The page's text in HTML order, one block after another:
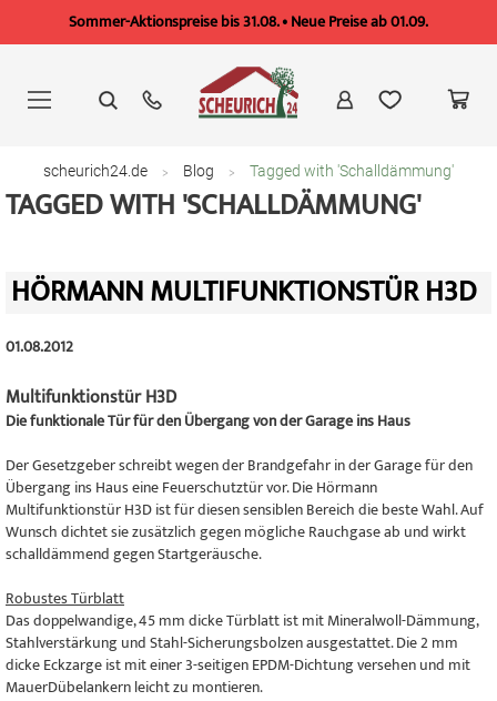
Sommer-Aktionspreise bis 31.08. • Neue Preise ab 01.09.
springen
scheurich24.de Blog Tagged with 'Schalldämmung'
TAGGED WITH 'SCHALLDÄMMUNG'
HÖRMANN MULTIFUNKTIONSTÜR H3D
01.08.2012
Multifunktionstür H3D
Die funktionale Tür für den Übergang von der Garage ins Haus
Der Gesetzgeber schreibt wegen der Brandgefahr in der Garage für den
Übergang ins Haus eine Feuerschutztür vor. Die Hörmann
Multifunktionstür H3D ist für diesen sensiblen Bereich die beste Wahl. Auf
Wunsch dichtet sie zusätzlich gegen mögliche Rauchgase ab und wirkt
schalldämmend gegen Startgeräusche.
Robustes Türblatt
Das doppelwandige, 45 mm dicke Türblatt ist mit Mineralwoll-Dämmung,
Stahlverstärkung und Stahl-Sicherungsbolzen ausgestattet. Die 2 mm
dicke Eckzarge ist mit einer 3-seitigen EPDM-Dichtung versehen und mit
MauerDübelankern leicht zu montieren.